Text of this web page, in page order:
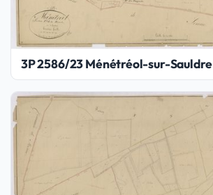
3P 2586/23 Ménétréol-sur-Sauldre